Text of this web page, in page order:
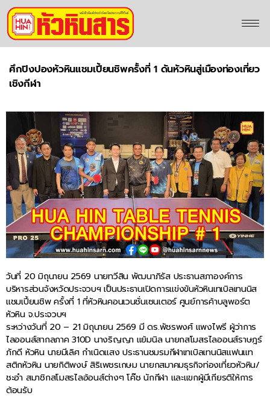
ศึกปิงปองหัวหินแชมเปี้ยนชิพครั้งที่ 1 ดันหัวหินสู่เมืองท่องเที่ยว
เชิงกีฬา
วันที่ 20 มิถุนายน 2569 นายทวีสิน พัฒนาภิรัส ประธานสภาองค์การ
บริหารส่วนจังหวัดประจวบฯ เป็นประธานเปิดการแข่งขันหัวหินเทเบิลเทนนิส
แชมเปี้ยนชิพ ครั้งที่ 1 ที่หัวหินคอนเวนชั่นเซนเตอร์ ศูนย์การค้าบลูพอร์ต
หัวหิน จ.ประจวบฯ
ระหว่างวันที่ 20 – 21 มิถุนายน 2569 มี ดร.พัชรพงศ์ แพงไพรี ผู้ว่าการ
ไลออนส์สากลภาค 310D นางริญญา แย้มนิล นายกสโมสรไลออนส์ราษฎร์
ภักดี หัวหิน นายมีเลิศ กำเนิดแสง ประธานชมรมกีฬาเทเบิลเทนนิสแฟนแท
สติกหัวหิน นายกิติพงษ์ สิริเพชรเกษม นายกสมาคมธุรกิจท่องเที่ยวหัวหิน/
ชะอำ สมาชิกสโมสรไลอ้อนส์ต่างๆ โค๊ช นักกีฬา และแขกผู้มีเกียรติให้การ
ต้อนรับ